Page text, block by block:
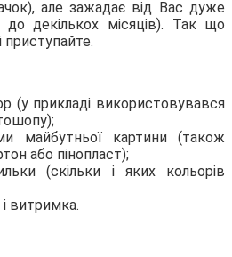
але зажадає від Вас дуже
декількох місяців). Так що
приступайте.
(у прикладі використовувався
майбутньої картини (також
або пінопласт);
(скільки і яких кольорів
і витримка.